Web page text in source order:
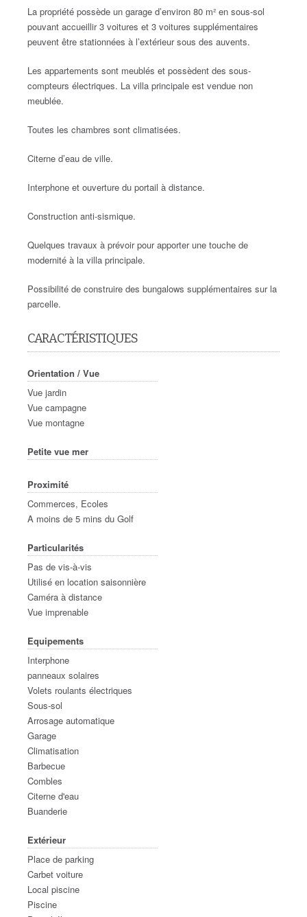
La propriété possède un garage d’environ 80 m² en sous-sol
pouvant accueillir 3 voitures et 3 voitures supplémentaires
peuvent être stationnées à l’extérieur sous des auvents.
Les appartements sont meublés et possèdent des sous-
compteurs électriques. La villa principale est vendue non
meublée.
Toutes les chambres sont climatisées.
Citerne d’eau de ville.
Interphone et ouverture du portail à distance.
Construction anti-sismique.
Quelques travaux à prévoir pour apporter une touche de
modernité à la villa principale.
Possibilité de construire des bungalows supplémentaires sur la
parcelle.
CARACTÉRISTIQUES
Orientation / Vue
Vue jardin
Vue campagne
Vue montagne
Petite vue mer
Proximité
Commerces, Ecoles
A moins de 5 mins du Golf
Particularités
Pas de vis-à-vis
Utilisé en location saisonnière
Caméra à distance
Vue imprenable
Equipements
Interphone
panneaux solaires
Volets roulants électriques
Sous-sol
Arrosage automatique
Garage
Climatisation
Barbecue
Combles
Citerne d'eau
Buanderie
Extérieur
Place de parking
Carbet voiture
Local piscine
Piscine